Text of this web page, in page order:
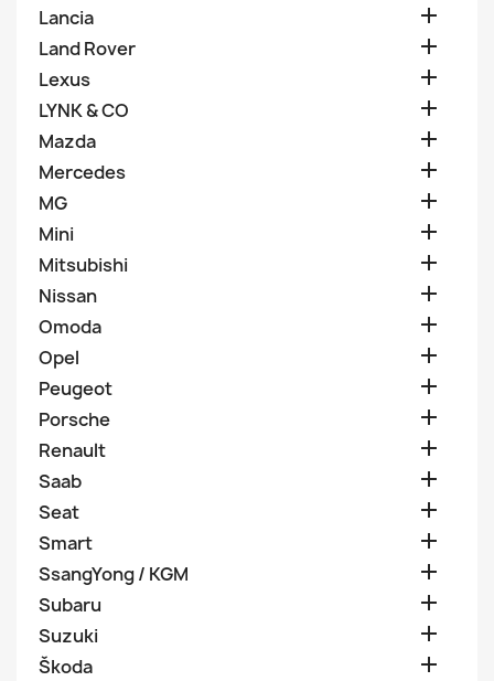
Lancia 
Land Rover 
Lexus 
LYNK & CO 
Mazda 
Mercedes 
MG 
Mini 
Mitsubishi 
Nissan 
Omoda 
Opel 
Peugeot 
Porsche 
Renault 
Saab 
Seat 
Smart 
SsangYong / KGM 
Subaru 
Suzuki 
Škoda 